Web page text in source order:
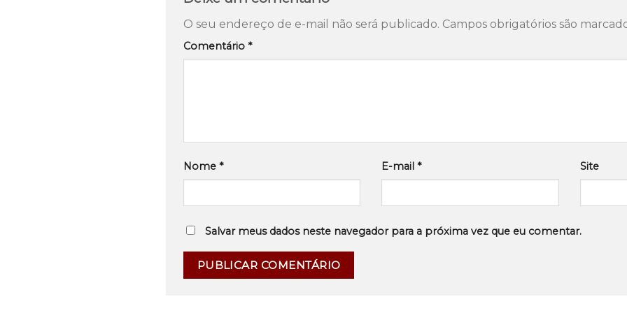
O seu endereço de e-mail não será publicado. Campos obrigatórios são
Comentário *
Nome * E-mail* Site
Salvar meus dados neste navegador para a próxima vez que eu comentar.